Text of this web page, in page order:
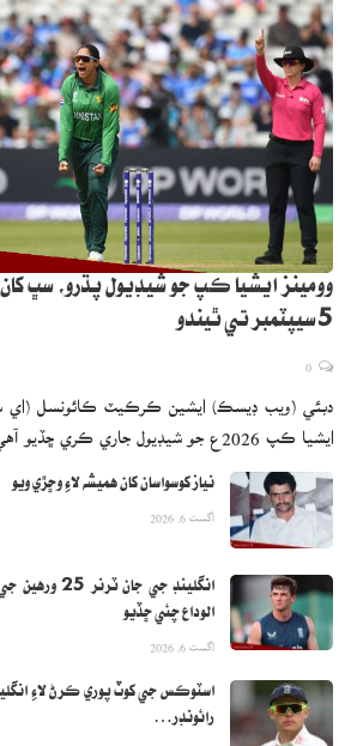
وومينز ايشيا ڪپ جو شيڊيول پڌرو، سڀ
5 سيپٽمبر تي ٿيندو
دبئي (ويب ڊيسڪ) ايشين ڪرڪيٽ ڪائونسل (اي
ايشيا ڪپ 2026ع جو شيڊيول جاري ڪري ڇڏيو آهي، جنهن…
نياز کوسواسان کان هميشه لاءِ وڇڙي ويو
اگست 6, 2026
انگلينڊ جي
الوداع چئي ڇڏيو
اگست 6, 2026
اسٽوڪس جي کوٽ پوري ڪرڻ لاءِ
رائونڊر…